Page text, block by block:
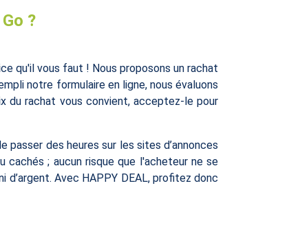
?
qu'il vous faut ! Nous proposons un rachat
notre formulaire en ligne, nous évaluons
du rachat vous convient, acceptez-le pour
des heures sur les sites d’annonces
; aucun risque que l'acheteur ne se
Avec HAPPY DEAL, profitez donc